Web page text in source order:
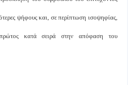
ψήφους και, σε περίπτωση ισοψηφίας,
κατά σειρά στην απόφαση του